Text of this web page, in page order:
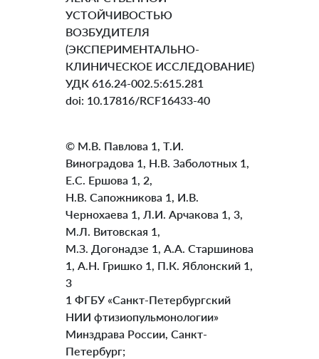
УСТОЙЧИВОСТЬЮ
ВОЗБУДИТЕЛЯ
(ЭКСПЕРИМЕНТАЛЬНО-
КЛИНИЧЕСКОЕ ИССЛЕДОВАНИЕ)
УДК 616.24-002.5:615.281
doi: 10.17816/RCF16433-40
© М.В. Павлова 1, Т.И.
Виноградова 1, Н.В. Заболотных 1,
Е.С. Ершова 1, 2,
Н.В. Сапожникова 1, И.В.
Чернохаева 1, Л.И. Арчакова 1, 3,
М.Л. Витовская 1,
М.З. Догонадзе 1, А.А. Старшинова
1, А.Н. Гришко 1, П.К. Яблонский 1,
3
1 ФГБУ «Санкт-Петербургский
НИИ фтизиопульмонологии»
Минздрава России, Санкт-
Петербург;